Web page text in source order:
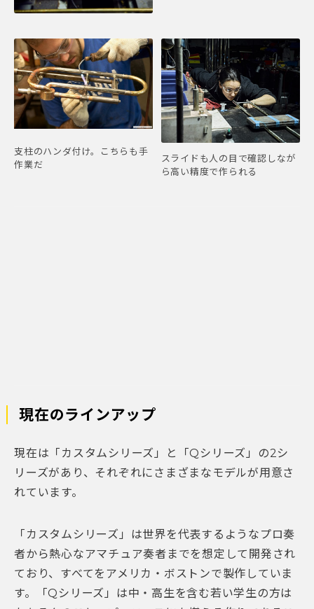
支柱のハンダ付け。こちらも手
作業だ
スライドも人の目で確認しなが
ら高い精度で作られる
現在のラインアップ
現在は「カスタムシリーズ」と「Qシリーズ」の2シ
リーズがあり、それぞれにさまざまなモデルが用意さ
れています。
「カスタムシリーズ」は世界を代表するようなプロ奏
者から熱心なアマチュア奏者までを想定して開発され
ており、すべてをアメリカ・ボストンで製作していま
す。「Qシリーズ」は中・高生を含む若い学生の方は